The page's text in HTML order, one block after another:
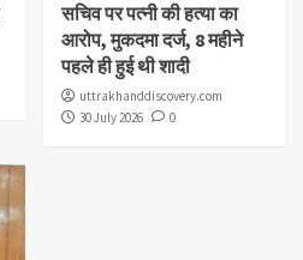
सचिव पर पत्नी की हत्या का
आरोप, मुकदमा दर्ज, 8 महीने
पहले ही हुई थी शादी
uttrakhanddiscovery.com
30 July 2026
0